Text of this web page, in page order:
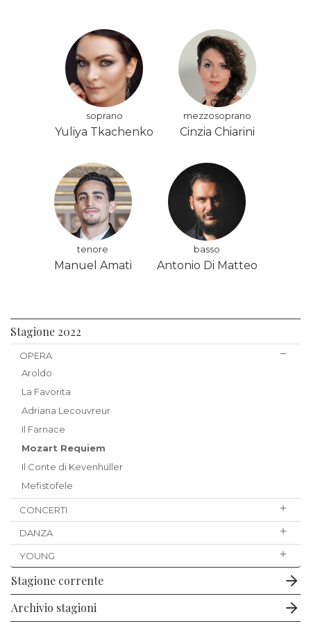
soprano
Yuliya Tkachenko
mezzosoprano
Cinzia Chiarini
tenore
Manuel Amati
basso
Antonio Di Matteo
Stagione 2022
OPERA
Aroldo
La Favorita
Adriana Lecouvreur
Il Farnace
Mozart Requiem
Il Conte di Kevenhüller
Mefistofele
CONCERTI
DANZA
YOUNG
Stagione corrente
Archivio stagioni